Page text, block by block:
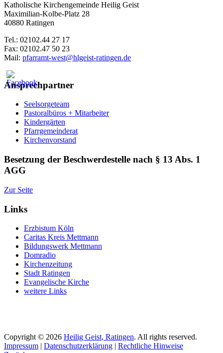
Katholische Kirchengemeinde Heilig Geist
Maximilian-Kolbe-Platz 28
40880 Ratingen
Tel.: 02102.44 27 17
Fax: 02102.47 50 23
Mail: pfarramt-west@hlgeist-ratingen.de
Ansprechpartner
Seelsorgeteam
Pastoralbüros + Mitarbeiter
Kindergärten
Pfarrgemeinderat
Kirchenvorstand
Besetzung der Beschwerdestelle nach § 13 Abs. 1
AGG
Zur Seite
Links
Erzbistum Köln
Caritas Kreis Mettmann
Bildungswerk Mettmann
Domradio
Kirchenzeitung
Stadt Ratingen
Evangelische Kirche
weitere Links
Copyright © 2026 Heilig Geist, Ratingen. All rights reserved.
Impressum | Datenschutzerklärung | Rechtliche Hinweise